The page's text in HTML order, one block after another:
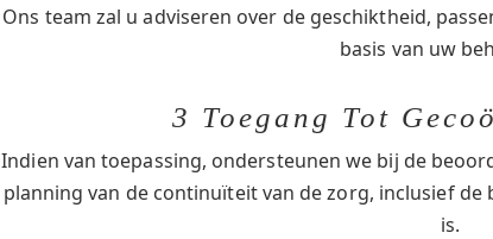
Ons team zal u adviseren over de geschiktheid,
basis van uw
3 Toegang Tot
Indien van toepassing, ondersteunen we bij de
planning van de continuïteit van de zorg, inclusief
is.